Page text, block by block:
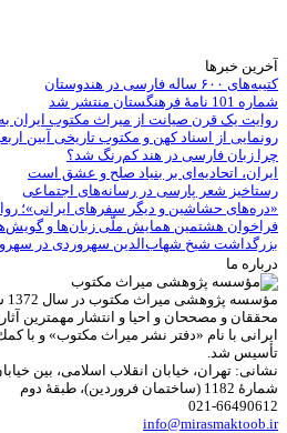
آخرین خبرها
کتیبه‌های ۶۰۰ ساله فارسی در هندوستان
شماره 101 نامۀ فرهنگستان منتشر شد
روایت یک قرن صیانت از میراث مکتوب ایران به
رونمایی از اسناد کهن و مکتوب تاریخی آیین
چرا زبان فارسی در هند کم‌رنگ شد؟
ایران، اتحادیه‌ای بر بنیاد صلح و عشق است
رستاخیز شعر پارسی در رسانه‌های اجتماعی
«دره‌های حشاشین و دیگر سفرهای ایرانی»؛
فراخوان هشتمین همایش ملّی زبان‌ها و
بزرگداشت شیخ شهاب‌الدین سهروردی در
درباره ما
محققان و مصححان و احیا و انتشار مهمترین
ایرانی با نام «دفتر نشر میراث مكتوب» و با
تأسیس شد.
نشانی: تهران، خیابان انقلاب اسلامی، بین
شمارۀ 1182 (ساختمان فروردین)، طبقۀ دوم
021-66490612
info@mirasmaktoob.ir